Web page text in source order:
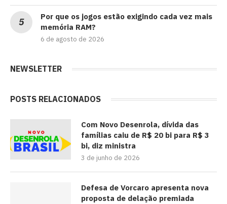
Por que os jogos estão exigindo cada vez mais
memória RAM?
6 de agosto de 2026
NEWSLETTER
POSTS RELACIONADOS
Com Novo Desenrola, dívida das
famílias caiu de R$ 20 bi para R$ 3
bi, diz ministra
3 de junho de 2026
Defesa de Vorcaro apresenta nova
proposta de delação premiada